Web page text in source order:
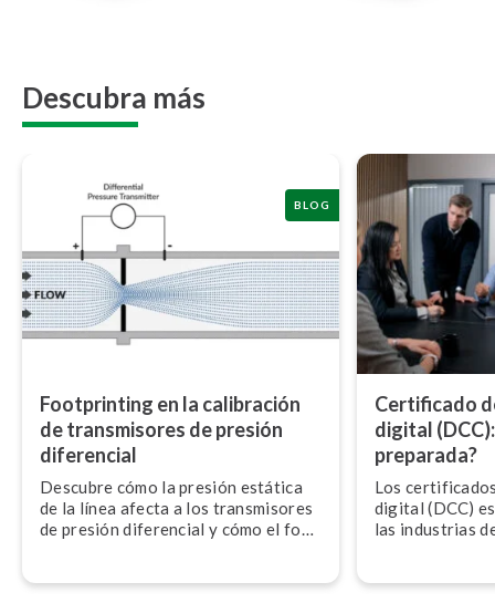
Descubra más
BLOG
Foo­t­pri­n­ti­ng en la calibración
de tra­n­s­mi­so­res de presión
diferencial
Descubre cómo la presión estática
de la línea afecta a los tra­n­s­mi­so­res
de presión diferencial y cómo el foo­
Certificado
digital
preparada?
Los
digital (DCC)
las industrias
dad, la